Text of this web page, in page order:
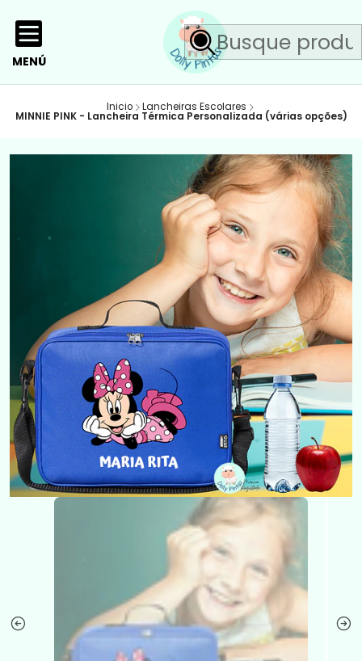
MENÚ
Inicio Lancheiras Escolares
MINNIE PINK - Lancheira Térmica Personalizada (várias opções)